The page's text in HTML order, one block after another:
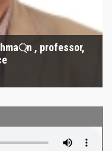
, professor,